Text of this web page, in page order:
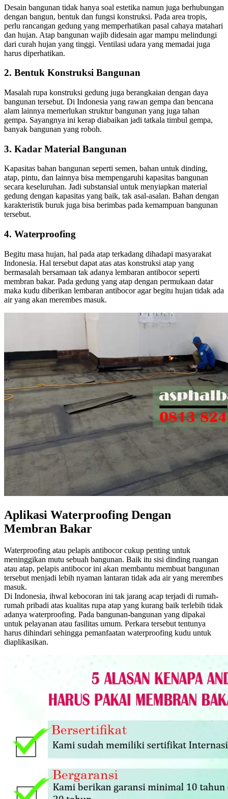
Desain bangunan tidak hanya soal estetika namun juga berhubungan
dengan bangun, bentuk dan fungsi konstruksi. Pada area tropis,
perlu rancangan gedung yang memperhatikan pasal cahaya matahari
dan hujan. Atap bangunan wajib didesain agar mampu melindungi
dari curah hujan yang tinggi. Ventilasi udara yang memadai juga
harus diperhatikan.
2. Bentuk Konstruksi Bangunan
Masalah rupa konstruksi gedung juga berangkaian dengan daya
bangunan tersebut. Di Indonesia yang rawan gempa dan bencana
alam lainnya memerlukan struktur bangunan yang juga tahan
gempa. Sayangnya ini kerap diabaikan jadi tatkala timbul gempa,
banyak bangunan yang roboh.
3. Kadar Material Bangunan
Kapasitas bahan bangunan seperti semen, bahan untuk dinding,
atap, pintu, dan lainnya bisa mempengaruhi kapasitas bangunan
secara keseluruhan. Jadi substansial untuk menyiapkan material
gedung dengan kapasitas yang baik, tak asal-asalan. Bahan dengan
karakteristik buruk juga bisa berimbas pada kemampuan bangunan
tersebut.
4. Waterproofing
Begitu masa hujan, hal pada atap terkadang dihadapi masyarakat
Indonesia. Hal tersebut dapat atas atas konstruksi atap yang
bermasalah bersamaan tak adanya lembaran antibocor seperti
membran bakar. Pada gedung yang atap dengan permukaan datar
maka kudu diberikan lembaran antibocor agar begitu hujan tidak ada
air yang akan merembes masuk.
Aplikasi Waterproofing Dengan
Membran Bakar
Waterproofing atau pelapis antibocor cukup penting untuk
meninggikan mutu sebuah bangunan. Baik itu sisi dinding ruangan
atau atap, pelapis antibocor ini akan membantu membuat bangunan
tersebut menjadi lebih nyaman lantaran tidak ada air yang merembes
masuk.
Di Indonesia, ihwal kebocoran ini tak jarang acap terjadi di rumah-
rumah pribadi atas kualitas rupa atap yang kurang baik terlebih tidak
adanya waterproofing. Pada bangunan-bangunan yang dipakai
untuk pelayanan atau fasilitas umum. Perkara tersebut tentunya
harus dihindari sehingga pemanfaatan waterproofing kudu untuk
diaplikasikan.